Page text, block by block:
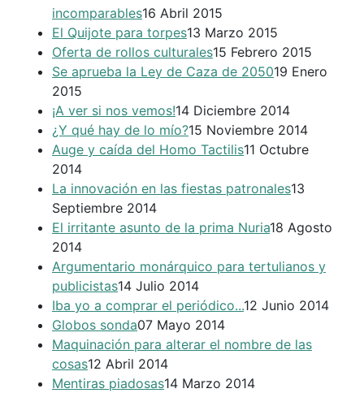
incomparables16 Abril 2015
El Quijote para torpes13 Marzo 2015
Oferta de rollos culturales15 Febrero 2015
Se aprueba la Ley de Caza de 205019 Enero
2015
¡A ver si nos vemos!14 Diciembre 2014
¿Y qué hay de lo mío?15 Noviembre 2014
Auge y caída del Homo Tactilis11 Octubre
2014
La innovación en las fiestas patronales13
Septiembre 2014
El irritante asunto de la prima Nuria18 Agosto
2014
Argumentario monárquico para tertulianos y
publicistas14 Julio 2014
Iba yo a comprar el periódico...12 Junio 2014
Globos sonda07 Mayo 2014
Maquinación para alterar el nombre de las
cosas12 Abril 2014
Mentiras piadosas14 Marzo 2014